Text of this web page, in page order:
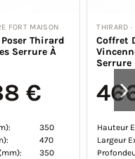
THIRARD · COFFRE FORT MAISON
Coffret De Sécurité Thirard
Vincennes 3-2 Pênes
Serrure Électronique
466,04 €
Hauteur Ext (mm):
500
Largeur Ext (mm):
360
Profondeur Ext
330